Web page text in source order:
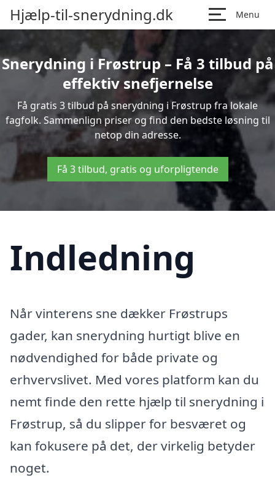
Hjælp-til-snerydning.dk Menu
Snerydning i Frøstrup – Få 3 tilbud på
effektiv snefjernelse
Få gratis 3 tilbud på snerydning i Frøstrup fra lokale
fagfolk. Sammenlign priser og find den bedste løsning til
netop din adresse.
Få 3 tilbud, gratis og uforpligtende
Indledning
Når vinterens sne dækker Frøstrups
gader, kan snerydning hurtigt blive en
nødvendighed for både private og
erhvervslivet. Med vores platform kan du
nemt finde den rette hjælp til snerydning i
Frøstrup, så du slipper for besværet og
kan fokusere på det, der virkelig betyder
noget.